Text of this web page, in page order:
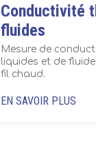
Conductivité
fluides
Mesure de
liquides et de
fil chaud.
EN SAVOIR PLUS